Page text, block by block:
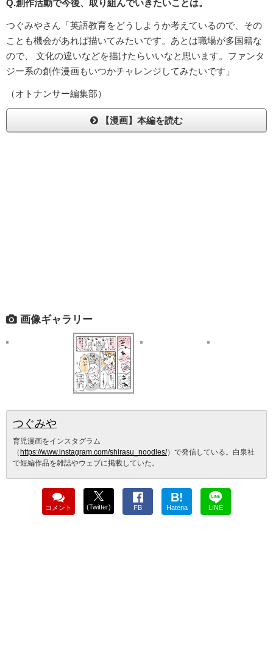
Q.創作活動で今後、取り組んでいきたいことは。
つぐみやさん「英語教育をどうしようか考えているので、その
ことも機会があれば描いてみたいです。あとは職場が多国籍な
ので、 文化の違いなどを描けたらいいなと思います。ファンタ
ジー系の創作漫画もいつかチャレンジしてみたいです」
（オトナンサー編集部）
【漫画】本編を読む
画像ギャラリー
つぐみや
育児漫画をインスタグラム
（ https://www.instagram.com/shirasu_noodles/）で発信している。白泉社
で短編作品を雑誌やウェブに掲載していた。
コメント (Twitter) FB
B!
Hatena LINE